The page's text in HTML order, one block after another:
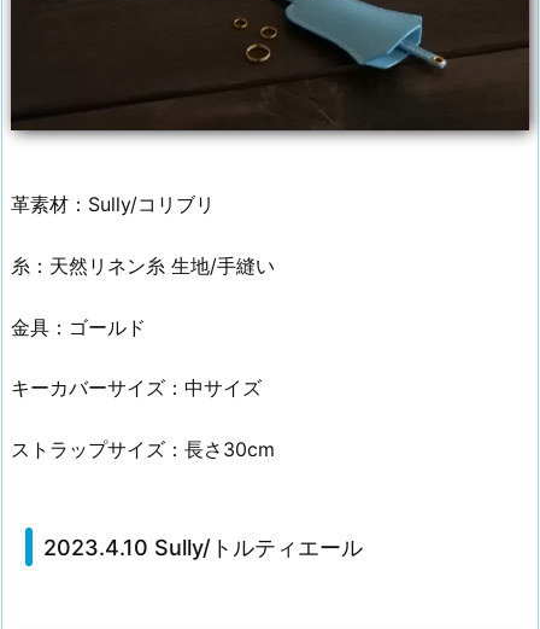
革素材：Sully/コリブリ
糸：天然リネン糸 生地/手縫い
金具：ゴールド
キーカバーサイズ：中サイズ
ストラップサイズ：長さ30cm
2023.4.10 Sully/トルティエール